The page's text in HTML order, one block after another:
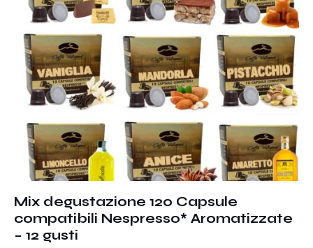
Mix degustazione 120 Capsule
compatibili Nespresso* Aromatizzate
– 12 gusti